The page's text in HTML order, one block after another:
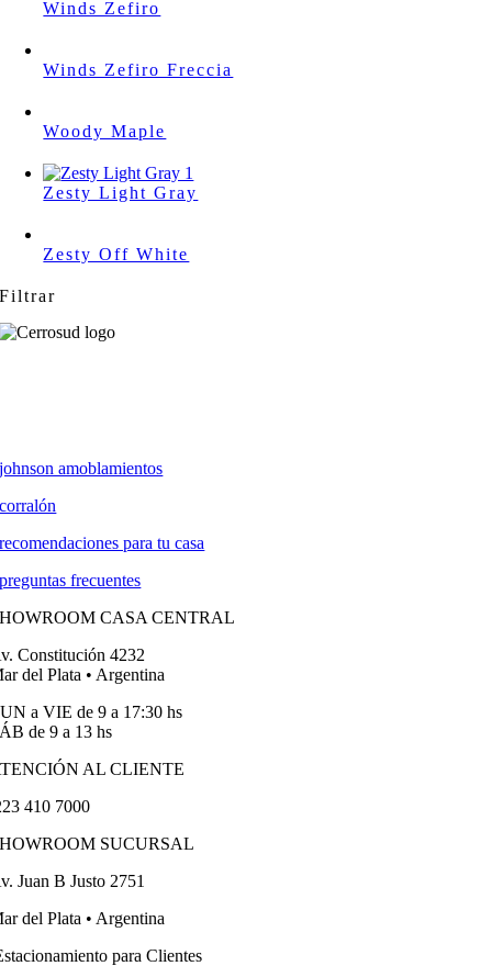
Winds Zefiro
Winds Zefiro Freccia
Woody Maple
Zesty Light Gray
Zesty Off White
Filtrar
johnson amoblamientos
corralón
recomendaciones para tu casa
preguntas frecuentes
CASA CENTRAL
Constitución 4232
del Plata • Argentina
a VIE de 9 a 17:30 hs
de 9 a 13 hs
AL CLIENTE
410 7000
SUCURSAL
Juan B Justo 2751
del Plata • Argentina
para Clientes